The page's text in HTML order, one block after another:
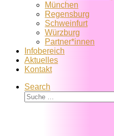
München
Regensburg
Schweinfurt
Würzburg
Partner*innen
Infobereich
Aktuelles
Kontakt
Search
Suche